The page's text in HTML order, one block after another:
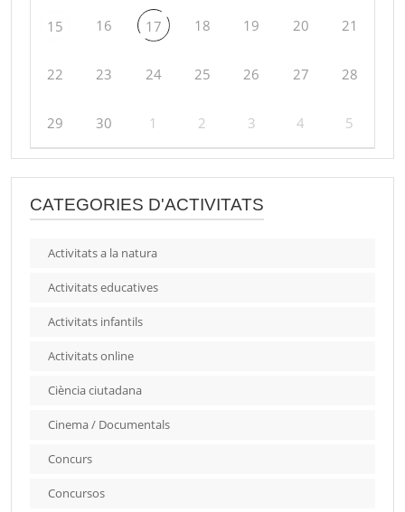
15 16 17 18 19 20 21
22 23 24 25 26 27 28
29 30 1 2 3 4 5
CATEGORIES D'ACTIVITATS
Activitats a la natura
Activitats educatives
Activitats infantils
Activitats online
Ciència ciutadana
Cinema / Documentals
Concurs
Concursos